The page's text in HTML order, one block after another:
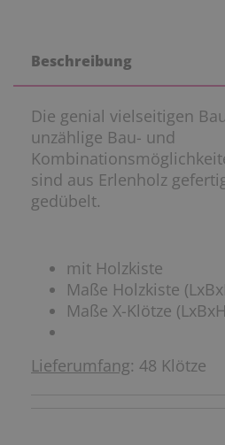
Beschreibung
Die genial vielseitigen
unzählige Bau- und
sind aus Erlenholz
gedübelt.
mit Holzkiste
Maße Holzkiste
Maße X-Klötze
Lieferumfang: 48 Klötze